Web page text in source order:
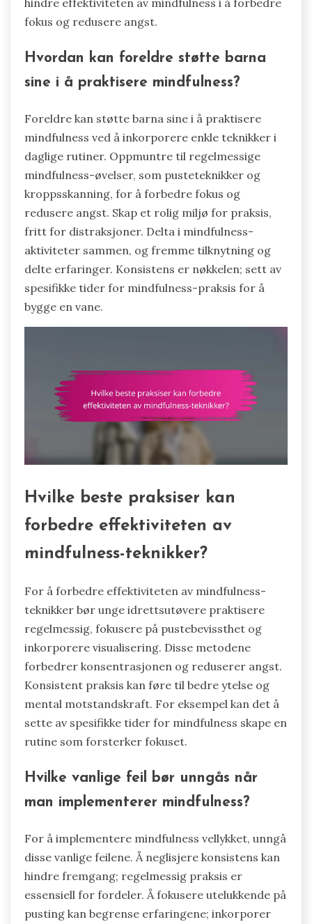
hindre effektiviteten av mindfulness i å forbedre
fokus og redusere angst.
Hvordan kan foreldre støtte barna
sine i å praktisere mindfulness?
Foreldre kan støtte barna sine i å praktisere
mindfulness ved å inkorporere enkle teknikker i
daglige rutiner. Oppmuntre til regelmessige
mindfulness-øvelser, som pusteteknikker og
kroppsskanning, for å forbedre fokus og
redusere angst. Skap et rolig miljø for praksis,
fritt for distraksjoner. Delta i mindfulness-
aktiviteter sammen, og fremme tilknytning og
delte erfaringer. Konsistens er nøkkelen; sett av
spesifikke tider for mindfulness-praksis for å
bygge en vane.
Hvilke beste praksiser kan
forbedre effektiviteten av
mindfulness-teknikker?
For å forbedre effektiviteten av mindfulness-
teknikker bør unge idrettsutøvere praktisere
regelmessig, fokusere på pustebevissthet og
inkorporere visualisering. Disse metodene
forbedrer konsentrasjonen og reduserer angst.
Konsistent praksis kan føre til bedre ytelse og
mental motstandskraft. For eksempel kan det å
sette av spesifikke tider for mindfulness skape en
rutine som forsterker fokuset.
Hvilke vanlige feil bør unngås når
man implementerer mindfulness?
For å implementere mindfulness vellykket, unngå
disse vanlige feilene. Å neglisjere konsistens kan
hindre fremgang; regelmessig praksis er
essensiell for fordeler. Å fokusere utelukkende på
pusting kan begrense erfaringene; inkorporer